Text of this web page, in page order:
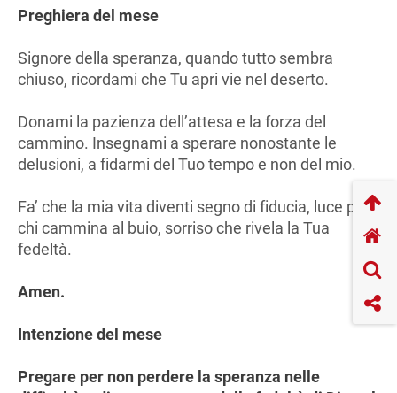
Preghiera del mese
Signore della speranza, quando tutto sembra
chiuso, ricordami che Tu apri vie nel deserto.
Donami la pazienza dell’attesa e la forza del
cammino. Insegnami a sperare nonostante le
delusioni, a fidarmi del Tuo tempo e non del mio.
Fa’ che la mia vita diventi segno di fiducia, luce per
chi cammina al buio, sorriso che rivela la Tua
fedeltà.
Amen.
Intenzione del mese
Pregare per non perdere la speranza nelle